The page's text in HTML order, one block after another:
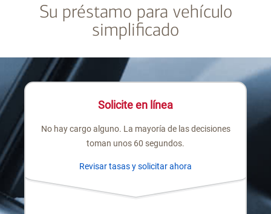
Su préstamo para vehículo
simplificado
Solicite en línea
No hay cargo alguno. La mayoría de las decisiones
toman unos 60 segundos.
Revisar tasas y solicitar ahora